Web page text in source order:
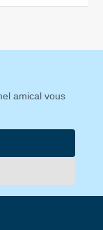
amical vous